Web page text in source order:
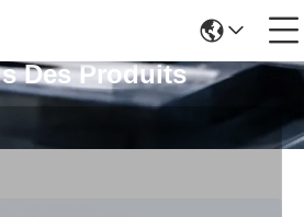
Des Produits